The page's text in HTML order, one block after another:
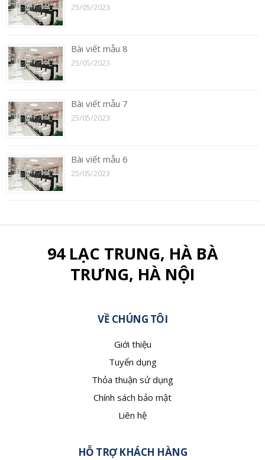
25/05/2023
Bài viết mẫu 8
25/05/2023
Bài viết mẫu 7
25/05/2023
Bài viết mẫu 6
25/05/2023
94 LẠC TRUNG, HÀ BÀ
TRƯNG, HÀ NỘI
VỀ CHÚNG TÔI
Giới thiệu
Tuyển dụng
Thỏa thuận sử dụng
Chính sách bảo mật
Liên hệ
HỖ TRỢ KHÁCH HÀNG